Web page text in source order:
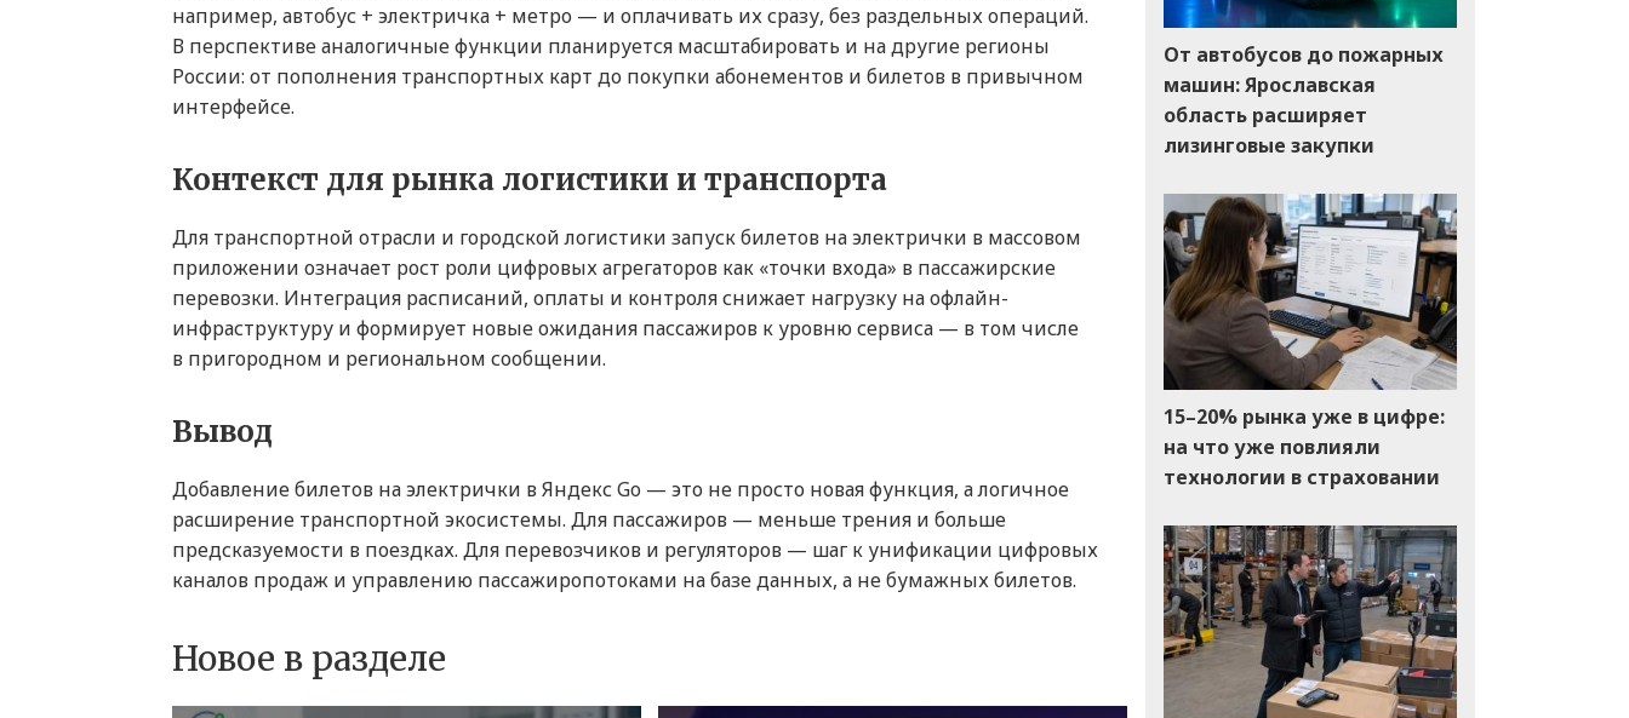
например, автобус + электричка + метро — и оплачивать их сразу, без раздельных операций.
В перспективе аналогичные функции планируется масштабировать и на другие регионы
России: от пополнения транспортных карт до покупки абонементов и билетов в привычном
интерфейсе.
Контекст для рынка логистики и транспорта
Для транспортной отрасли и городской логистики запуск билетов на электрички в массовом
приложении означает рост роли цифровых агрегаторов как «точки входа» в пассажирские
перевозки. Интеграция расписаний, оплаты и контроля снижает нагрузку на офлайн-
инфраструктуру и формирует новые ожидания пассажиров к уровню сервиса — в том числе
в пригородном и региональном сообщении.
Вывод
Добавление билетов на электрички в Яндекс Go — это не просто новая функция, а логичное
расширение транспортной экосистемы. Для пассажиров — меньше трения и больше
предсказуемости в поездках. Для перевозчиков и регуляторов — шаг к унификации цифровых
каналов продаж и управлению пассажиропотоками на базе данных, а не бумажных билетов.
Новое в разделе
От автобусов до пожарных
машин: Ярославская
область расширяет
лизинговые закупки
15–20% рынка уже в цифре:
на что уже повлияли
технологии в страховании